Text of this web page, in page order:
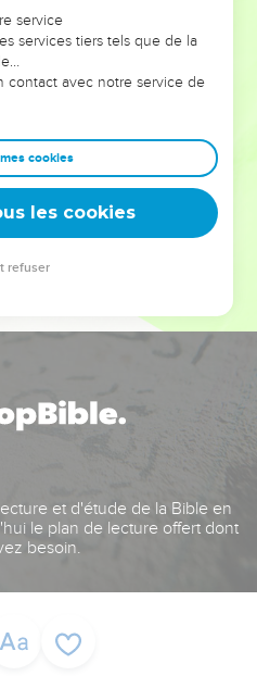
moins les doutes, les erreurs
traversés, alors même que ce
ont façonnés.
entrepreneurs, et responsables
sagesse afin que leurs erreurs
vous guidiez un ministère, une
leur expérience est faite
et d'étude de la Bible en
le plan de lecture offert dont
besoin.
service
services tiers tels que de la
contact avec notre service de
cookies
les cookies
refuser